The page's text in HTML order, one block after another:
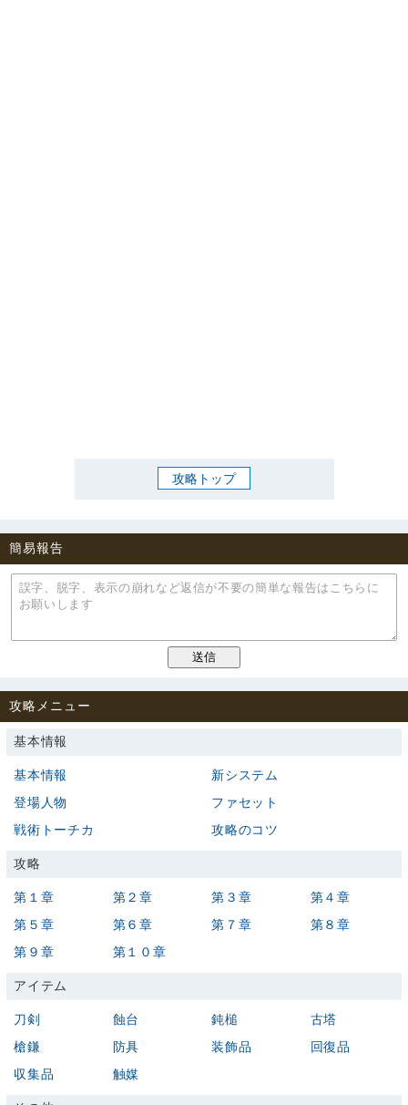
攻略トップ
簡易報告
攻略メニュー
基本情報
基本情報
新システム
登場人物
ファセット
戦術トーチカ
攻略のコツ
攻略
第１章 第２章 第３章
第４章
第５章
第６章 第７章
第８章
第９章
第１０章
アイテム
刀剣 蝕台 鈍槌
古塔
槍鎌
防具 装飾品
回復品
収集品
触媒